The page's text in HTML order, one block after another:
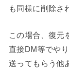
も同様に削除さ
この場合、復元
直接DM等でや
送ってもらう他